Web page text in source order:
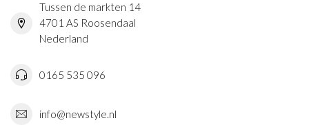
Tussen de markten 14
4701 AS Roosendaal
Nederland
0165 535 096
info@newstyle.nl